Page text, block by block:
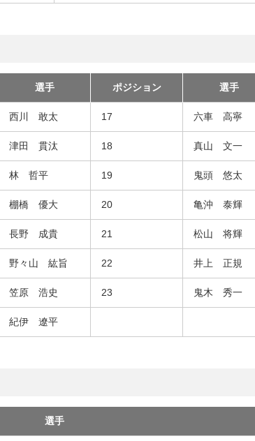
選手 ポジション 選手
西川 敢太 17 六車 高寧
津田 貫汰 18 真山 文一
林 哲平 19 鬼頭 悠太
棚橋 優大 20 亀沖 泰輝
長野 成貴 21 松山 将輝
野々山 紘旨 22 井上 正規
笠原 浩史 23 鬼木 秀一
紀伊 遼平
選手